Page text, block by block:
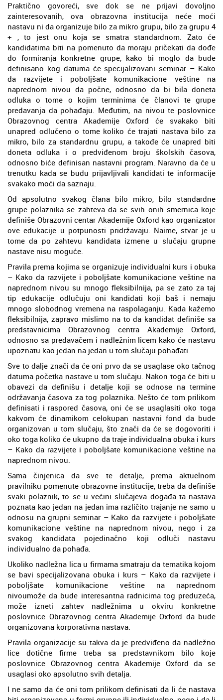
Praktično govoreći, sve dok se ne prijavi dovoljno
zainteresovanih, ova obrazovna institucija neće moći
nastavu ni da organizuje bilo za mikro grupu, bilo za grupu 4
+ , to jest onu koja se smatra standardnom. Zato će
kandidatima biti na pomenuto da moraju pričekati da dođe
do formiranja konkretne grupe, kako bi moglo da bude
definisano kog datuma će specijalizovani seminar – Kako
da razvijete i poboljšate komunikacione veštine na
naprednom nivou da počne, odnosno da bi bila doneta
odluka o tome o kojim terminima će članovi te grupe
predavanja da pohađaju. Međutim, na nivou te poslovnice
Obrazovnog centra Akademije Oxford će svakako biti
unapred odlučeno o tome koliko će trajati nastava bilo za
mikro, bilo za standardnu grupu, a takođe će unapred biti
doneta odluka i o predviđenom broju školskih časova,
odnosno biće definisan nastavni program. Naravno da će u
trenutku kada se budu prijavljivali kandidati te informacije
svakako moći da saznaju.
Od apsolutno svakog člana bilo mikro, bilo standardne
grupe polaznika se zahteva da se svih onih smernica koje
definiše Obrazovni centar Akademije Oxford kao organizator
ove edukacije u potpunosti pridržavaju. Naime, stvar je u
tome da po zahtevu kandidata izmene u slučaju grupne
nastave nisu moguće.
Pravila prema kojima se organizuje individualni kurs i obuka
– Kako da razvijete i poboljšate komunikacione veštine na
naprednom nivou su mnogo fleksibilnija, pa se zato za taj
tip edukacije odlučuju oni kandidati koji baš i nemaju
mnogo slobodnog vremena na raspolaganju. Kada kažemo
fleksibilnija, zapravo mislimo na to da kandidat definiše sa
predstavnicima Obrazovnog centra Akademije Oxford,
odnosno sa predavačem i nadležnim licem kako će nastavu
upoznatu kao jedan na jedan u tom slučaju pohađati.
Sve to dalje znači da će oni prvo da se usaglase oko tačnog
datuma početka nastave u tom slučaju. Nakon toga će biti u
obavezi da definišu i detalje koji se odnose na termine
održavanja časova za tog polaznika. Nešto će tom prilikom
definisati i raspored časova, oni će se usaglasiti oko toga
kakvom će dinamikom celokupan nastavni fond da bude
organizovan u tom slučaju, što znači da će se dogovoriti i
oko toga koliko će ukupno da traje individualna obuka i kurs
– Kako da razvijete i poboljšate komunikacione veštine na
naprednom nivou.
Sama činjenica da sve te detalje, prema aktuelnom
pravilniku pomenute obrazovne institucije, treba da definiše
svaki polaznik, to se u većini slučajeva događa ta nastava
poznata kao jedan na jedan ima različito trajanje ne samo u
odnosu na grupni seminar – Kako da razvijete i poboljšate
komunikacione veštine na naprednom nivou, nego i za
svakog kandidata pojedinačno koji odluči nastavu
individualno da pohađa.
Ukoliko nadležna lica u firmama smatraju da tematika kojom
se bavi specijalizovana obuka i kurs – Kako da razvijete i
poboljšate komunikacione veštine na naprednom
nivoumože da bude interesantna radnicima tog preduzeća,
može izneti zahtev nadležnima u okviru konkretne
poslovnice Obrazovnog centra Akademije Oxford da bude
organizovana korporativna nastava.
Pravila organizacije su takva da je predviđeno da nadležno
lice dotične firme treba sa predstavnikom bilo koje
poslovnice Obrazovnog centra Akademije Oxford da se
usaglasi oko apsolutno svih detalja.
I ne samo da će oni tom prilikom definisati da li će nastava